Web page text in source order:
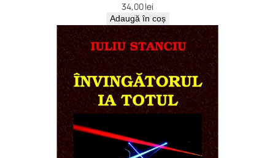
34,00lei
Adaugă în coș